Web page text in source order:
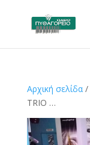
Αρχική σελίδα/
TRIO …